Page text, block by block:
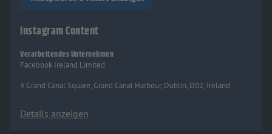
Instagram Content
Verarbeitendes Unternehmen
Facebook Ireland Limited
4 Grand Canal Square, Grand Canal Harbour, Dublin, D02, Ireland
Details anzeigen